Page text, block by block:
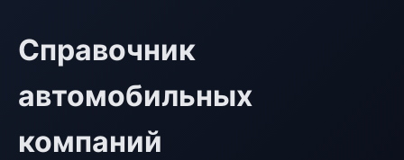
Справочник
автомобильных
компаний